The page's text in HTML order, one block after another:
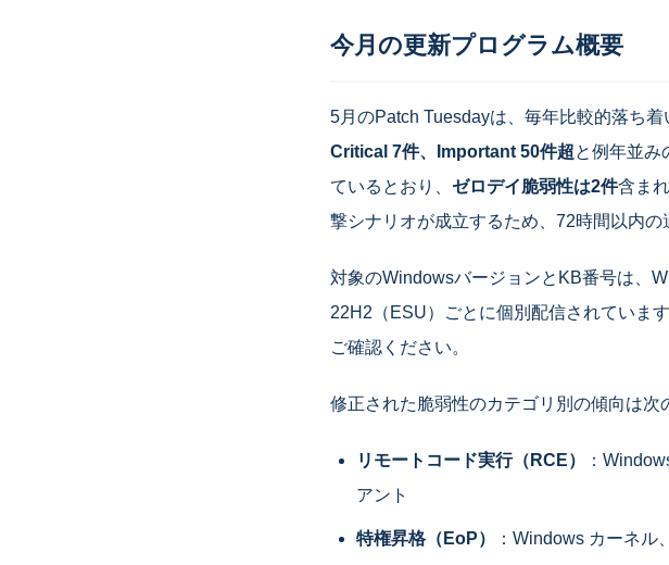
今月の更新プログラム概要
5月のPatch Tuesdayは、毎年比較的落ち
Critical 7件、Important 50件超と例年並み
ているとおり、 ゼロデイ脆弱性は2件含ま
撃シナリオが成立するため、72時間以内の
対象のWindowsバージョンとKB番号は、
22H2（ESU）ごとに個別配信されていま
ご確認ください。
修正された脆弱性のカテゴリ別の傾向は次
リモートコード実行（RCE）
：
アント
特権昇格（EoP） ：Windows カーネ